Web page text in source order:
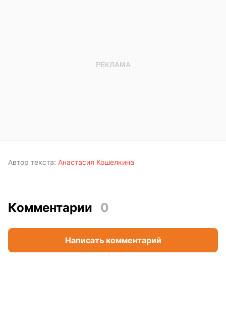
Автор текста: Анастасия Кошелкина
Комментарии 0
Написать комментарий